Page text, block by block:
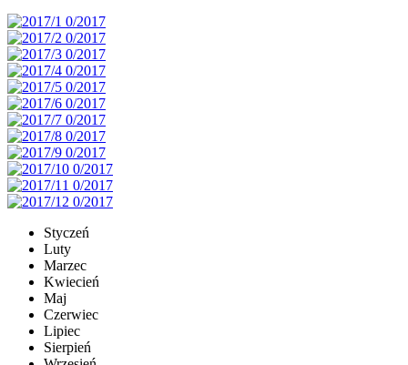
Styczeń
Luty
Marzec
Kwiecień
Maj
Czerwiec
Lipiec
Sierpień